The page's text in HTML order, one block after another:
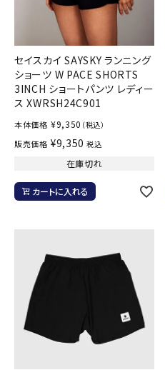
セイスカイ SAYSKY ランニング
ショーツ W PACE SHORTS
3INCH ショートパンツ レディー
ス XWRSH24C901
本体価格 ¥9,350 （税込）
販売価格 ¥9,350 税込
在庫切れ
カートに入れる